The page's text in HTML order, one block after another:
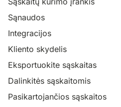
Sąnaudos
Integracijos
Kliento skydelis
Eksportuokite sąskaitas
Dalinkitės sąskaitomis
Pasikartojančios sąskaitos